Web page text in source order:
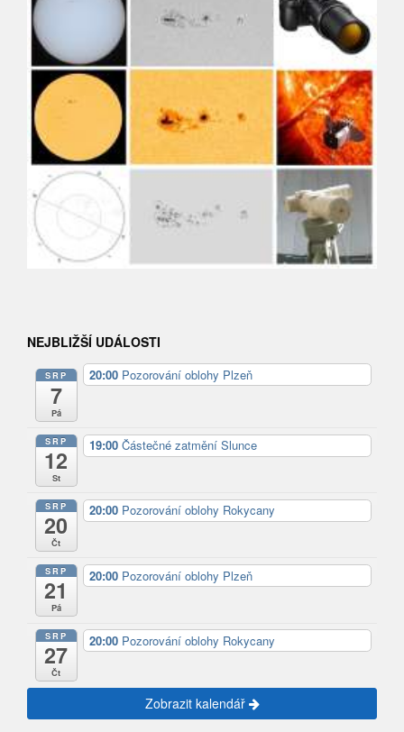
NEJBLIŽŠÍ UDÁLOSTI
SRP
7
Pá
20:00 Pozorování oblohy Plzeň
SRP
12
St
19:00 Částečné zatmění Slunce
SRP
20
Čt
20:00 Pozorování oblohy Rokycany
SRP
21
Pá
20:00 Pozorování oblohy Plzeň
SRP
27
Čt
20:00 Pozorování oblohy Rokycany
Zobrazit kalendář